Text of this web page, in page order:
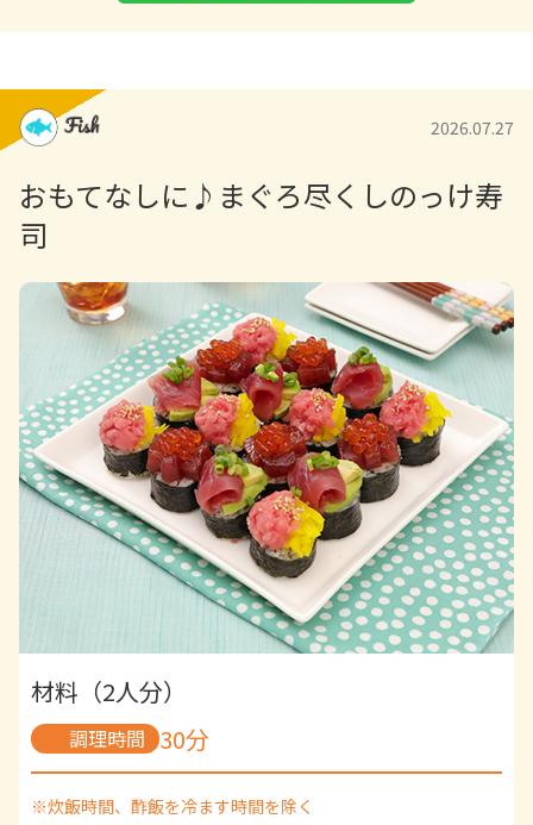
粗びき黒こしょう…少々
2026.07.27
おもてなしに♪まぐろ尽くしのっけ寿
司
材料（2人分）
調理時間 30分
※炊飯時間、酢飯を冷ます時間を除く